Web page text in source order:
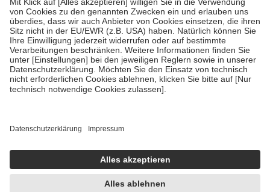
fallenkeine Zuzahlungenan bei:
• Kindern und Jugendlichen bis zum vollendeten 18. Lebensjahr
mit Ausnahme der Fahrkosten
• Untersuchungen zur Vorsorge und Früherkennung, die von der
GKV getragen werden
• empfohlenen Schutzimpfungen
• Harn- und Blutteststreifen
getroffen, um sicherzustellen, dass es sich um echte Bewertungen
https://help.etrusted.com/hc/de/articles/4419944605341
Einige Bilder und Inhalte wurden unter Zuhilfenahme künstlicher